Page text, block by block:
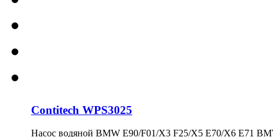
Contitech WPS3025
Насос водяной BMW E90/F01/X3 F25/X5 E70/X6 E71